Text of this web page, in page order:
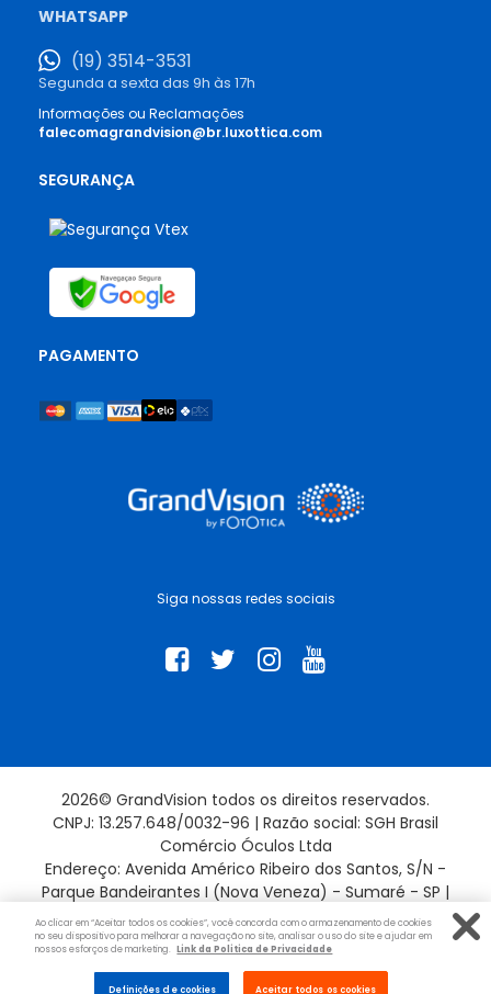
Siga nossas redes sociais
WHATSAPP
(19) 3514-3531
Segunda a sexta das 9h às 17h
Informações ou Reclamações
falecomagrandvision@br.luxottica.com
SEGURANÇA
PAGAMENTO
2026© GrandVision todos os direitos reservados.
CNPJ: 13.257.648/0032-96 | Razão social: SGH Brasil
Comércio Óculos Ltda
Endereço: Avenida Américo Ribeiro dos Santos, S/N -
Parque Bandeirantes I (Nova Veneza) - Sumaré - SP |
13181-715
Ao clicar em “Aceitar todos os cookies”, você concorda com o armazenamento de cookies
no seu dispositivo para melhorar a navegação no site, analisar o uso do site e ajudar em
nossos esforços de marketing. Link da Politica de Privacidade
Definições de cookies Aceitar todos os cookies